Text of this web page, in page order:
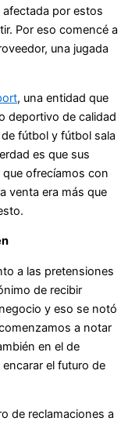
por estos
Por eso comencé a
una jugada
, una entidad que
deportivo de calidad
fútbol y fútbol sala
es que sus
ofrecíamos con
venta era más que
a las pretensiones
de recibir
y eso se notó
a notar
en el de
el futuro de
de reclamaciones a